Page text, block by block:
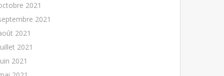
2021
2021
2021
2021
2021